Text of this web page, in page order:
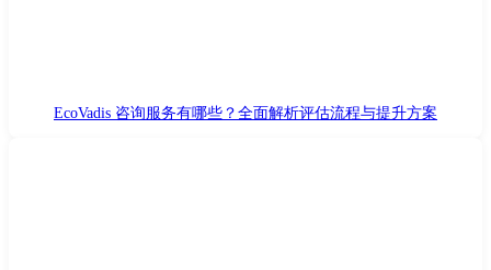
EcoVadis 咨询服务有哪些？全面解析评估流程与提升方案